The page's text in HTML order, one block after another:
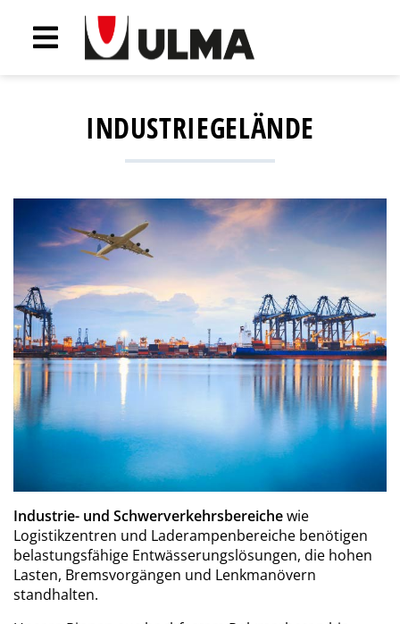
INDUSTRIEGELÄNDE
Industrie- und Schwerverkehrsbereichewie
Logistikzentren und Laderampenbereiche benötigen
belastungsfähige Entwässerungslösungen, die hohen
Lasten, Bremsvorgängen und Lenkmanövern
standhalten.